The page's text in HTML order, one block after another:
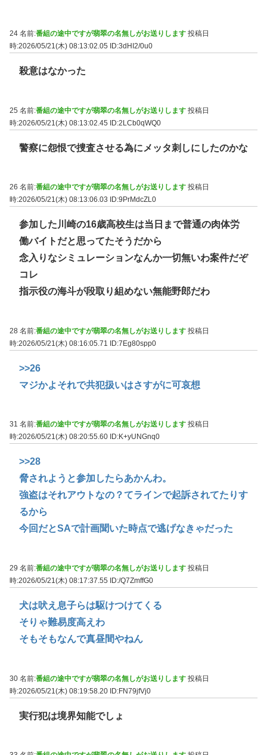
24 名前:番組の途中ですが翡翠の名無しがお送りします 投稿日
時:2026/05/21(木) 08:13:02.05
ID:3dHI2/0u0
殺意はなかった
25 名前:番組の途中ですが翡翠の名無しがお送りします 投稿日
時:2026/05/21(木) 08:13:02.45 ID:2LCb0qWQ0
警察に怨恨で捜査させる為にメッタ刺しにしたのかな
26 名前:番組の途中ですが翡翠の名無しがお送りします 投稿日
時:2026/05/21(木) 08:13:06.03
ID:9PrMdcZL0
参加した川崎の16歳高校生は当日まで普通の肉体労
働バイトだと思ってたそうだから
念入りなシミュレーションなんか一切無いわ案件だぞ
コレ
指示役の海斗が段取り組めない無能野郎だわ
28 名前:番組の途中ですが翡翠の名無しがお送りします 投稿日
時:2026/05/21(木) 08:16:05.71 ID:7Eg80spp0
>>26
マジかよそれで共犯扱いはさすがに可哀想
31 名前:番組の途中ですが翡翠の名無しがお送りします 投稿日
時:2026/05/21(木) 08:20:55.60 ID:K+yUNGnq0
>>28
脅されようと参加したらあかんわ。
強盗はそれアウトなの？てラインで起訴されてたりす
るから
今回だとSAで計画聞いた時点で逃げなきゃだった
29 名前:番組の途中ですが翡翠の名無しがお送りします 投稿日
時:2026/05/21(木) 08:17:37.55
ID:/Q7ZmffG0
犬は吠え息子らは駆けつけてくる
そりゃ難易度高えわ
そもそもなんで真昼間やねん
30 名前:番組の途中ですが翡翠の名無しがお送りします 投稿日
時:2026/05/21(木) 08:19:58.20 ID:FN79jfVj0
実行犯は境界知能でしょ